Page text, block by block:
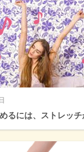
るには、ストレッチ